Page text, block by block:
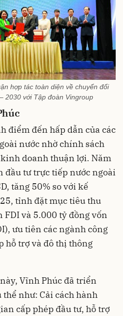
hợp tác toàn diện về chuyển đổi
2030 với Tập đoàn Vingroup
điểm đến hấp dẫn của các
nước nhờ chính sách
doanh thuận lợi. Năm
đầu tư trực tiếp nước ngoài
tăng 50% so với kế
tỉnh đặt mục tiêu thu
FDI và 5.000 tỷ đồng vốn
ưu tiên các ngành công
hỗ trợ và đô thị thông
Vĩnh Phúc đã triển
như: Cải cách hành
cấp phép đầu tư, hỗ trợ